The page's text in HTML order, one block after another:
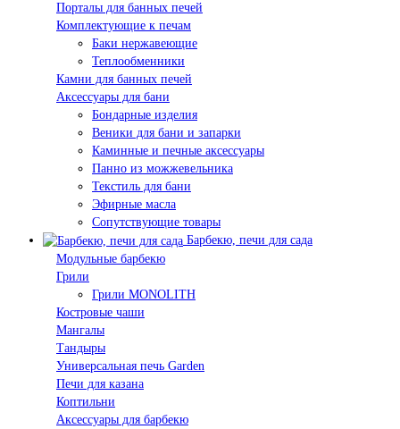
Порталы для банных печей
Комплектующие к печам
Баки нержавеющие
Теплообменники
Камни для банных печей
Аксессуары для бани
Бондарные изделия
Веники для бани и запарки
Каминные и печные аксессуары
Панно из можжевельника
Текстиль для бани
Эфирные масла
Сопутствующие товары
Барбекю, печи для сада
Модульные барбекю
Грили
Грили MONOLITH
Костровые чаши
Мангалы
Тандыры
Универсальная печь Garden
Печи для казана
Коптильни
Аксессуары для барбекю